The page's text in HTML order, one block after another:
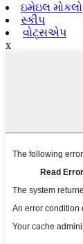
ઇમેઇલ મોકલો
સ્કીપ
વોટ્સએપ
x